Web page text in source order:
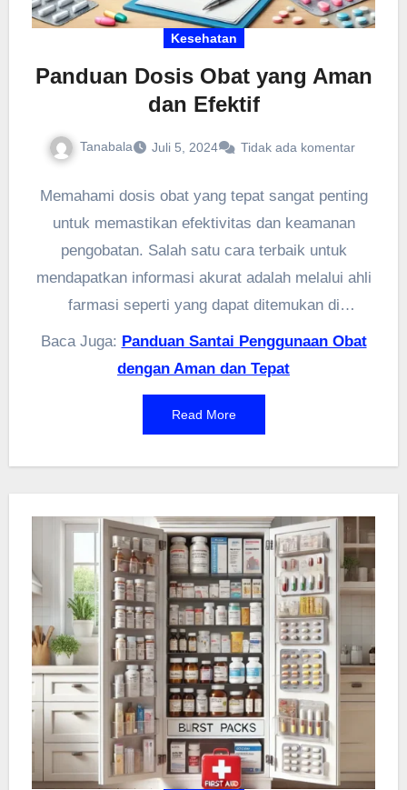
Kesehatan
Panduan Dosis Obat yang Aman
dan Efektif
Tanabala Juli 5, 2024 Tidak ada komentar
Memahami dosis obat yang tepat sangat penting
untuk memastikan efektivitas dan keamanan
pengobatan. Salah satu cara terbaik untuk
mendapatkan informasi akurat adalah melalui ahli
farmasi seperti yang dapat ditemukan di
pafikabmamberamotengah.org
. Mereka dapat
memberikan panduan dosis yang sesuai
individu. Dengan informasi yang tepat, Anda dapat
tidak efektif.
Baca Juga: Panduan Santai Penggunaan Obat
dengan Aman dan Tepat
Read More